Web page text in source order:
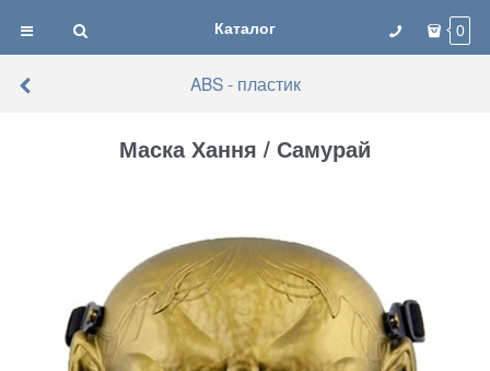
Каталог 0
ABS - пластик
Маска Хання / Самурай